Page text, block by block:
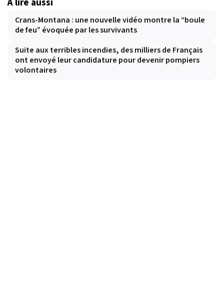
Crans-Montana : une nouvelle vidéo montre la “boule
de feu” évoquée par les survivants
Suite aux terribles incendies, des milliers de Français
ont envoyé leur candidature pour devenir pompiers
volontaires